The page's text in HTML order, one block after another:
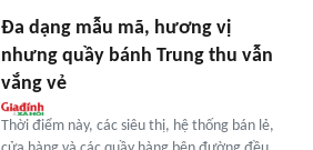
Đa dạng mẫu mã, hương vị
nhưng quầy bánh Trung thu vẫn
vắng vẻ
Thời điểm này, các siêu thị, hệ thống bán lẻ,